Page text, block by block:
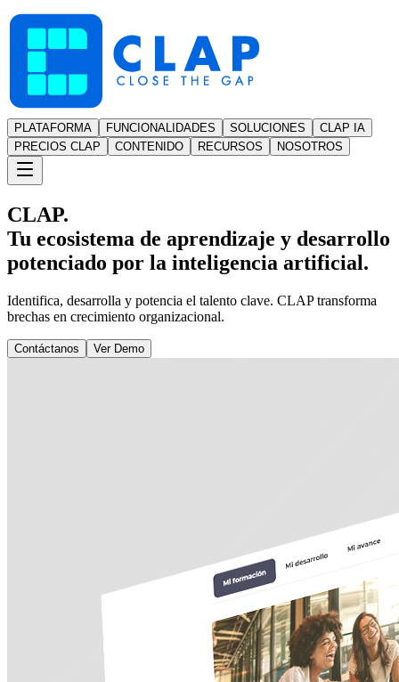
PLATAFORMA FUNCIONALIDADES SOLUCIONES
CLAP IA
PRECIOS CLAP
CONTENIDO RECURSOS NOSOTROS
CLAP.
Tu ecosistema de aprendizaje y desarrollo
potenciado por la inteligencia artificial.
Identifica, desarrolla y potencia el talento clave. CLAP transforma
brechas en crecimiento organizacional.
Contáctanos Ver Demo